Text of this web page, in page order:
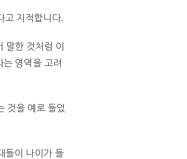
고 지적합니다.
한 것처럼 이
는 영역을 고려
것을 예로 들었
들이 나이가 들